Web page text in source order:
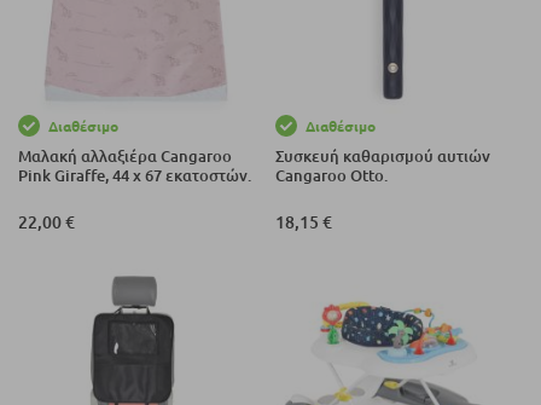
Διαθέσιμο
Μαλακή αλλαξιέρα Cangaroo
Pink Giraffe, 44 x 67 εκατοστών.
22,00 €
Διαθέσιμο
Συσκευή καθαρισμού αυτιών
Cangaroo Otto.
18,15 €